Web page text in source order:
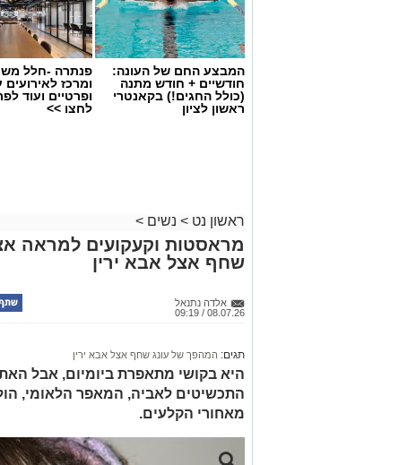
צילום יחצ
לכבוד טו באב ביקשנו מורוניקה מייזלר,
לחברת הרבלייף,לעשות סדר בכימיה
אוקסיטוצין
אוקסיטוצין מכונה לעיתים "הורמון
ביטחון, רוגע ושייכות. הוא משתחרר במצבים
המבצע החם של העונה:
חודשיים + חודש מתנה
(כולל החגים!) בקאנטרי
ראשון לציון
פנתרה -חלל
ומרכז לאירועים
ופרטיים ועוד
לחצו >>
ראשון נט > נשים >
מראסטות וקעקועים למראה
שחף אצל אבא ירין
אלדה נתנאל
08.07.26 / 09:19
תגים: המהפך של עונג שחף אצל אבא ירין
היא בקושי מתאפרת ביומיום, אבל
התכשיטים לאביה, המאפר הלאומי,
מאחורי הקלעים.